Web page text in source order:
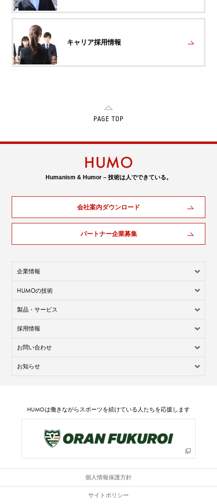
キャリア採用情報
PAGE TOP
Humanism & Humor – 技術は人でできている。
会社案内ダウンロード
パートナー企業募集
企業情報
HUMOの技術
製品・サービス
採用情報
お問い合わせ
お知らせ
HUMOは働きながらスポーツを続けている人たちを応援します
個人情報保護方針
サイトポリシー